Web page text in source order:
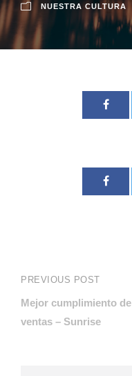
NUESTRA CULTURA
PREVIOUS POST
Mejor cumplimiento de
ventas – Sunrise